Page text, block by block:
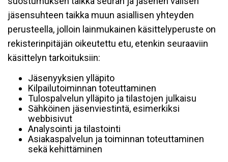
jäsensuhteen taikka muun asiallisen yhteyden
perusteella, jolloin lainmukainen käsittelyperuste on
rekisterinpitäjän oikeutettu etu, etenkin seuraaviin
käsittelyn tarkoituksiin:
Jäsenyyksien ylläpito
Kilpailutoiminnan toteuttaminen
Tulospalvelun ylläpito ja tilastojen julkaisu
Sähköinen jäsenviestintä, esimerkiksi
webbisivut
Analysointi ja tilastointi
Asiakaspalvelun ja toiminnan toteuttaminen
sekä kehittäminen